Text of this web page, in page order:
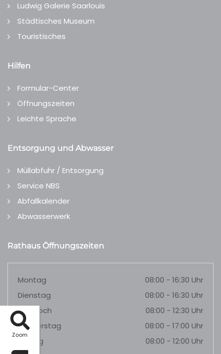
Zoom
Ludwig Galerie Saarlouis
Städtisches Museum
Touristisches
Hilfen
Formular-Center
Öffnungszeiten
Leichte Sprache
Entsorgung und Abwasser
Müllabfuhr / Entsorgung
Service NBS
Abfallkalender
Abwasserwerk
Rathaus Öffnungszeiten
Montag
08:00 - 16:30 Uhr
Dienstag
08:00 - 16:30 Uhr
Mittwoch
08:00 - 12:30 Uhr
Donnerstag
08:00 - 17:00 Uhr
Freitag
08:00 - 12:00 Uhr